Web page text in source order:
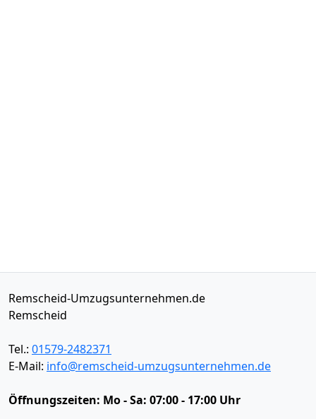
Remscheid-Umzugsunternehmen.de
Remscheid
Tel.: 01579-2482371
E-Mail: info@remscheid-umzugsunternehmen.de
Öffnungszeiten: Mo - Sa: 07:00 - 17:00 Uhr